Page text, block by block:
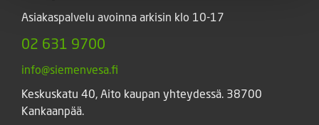
Asiakaspalvelu avoinna arkisin klo 10-17
02 631 9700
info@siemenvesa.fi
Keskuskatu 40, Aito kaupan yhteydessä. 38700
Kankaanpää.